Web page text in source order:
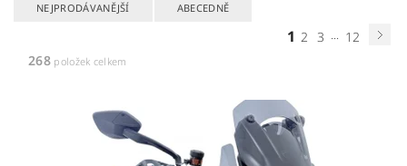
NEJPRODÁVANĚJŠÍ ABECEDNĚ
1 2 3 ... 12
268položek celkem